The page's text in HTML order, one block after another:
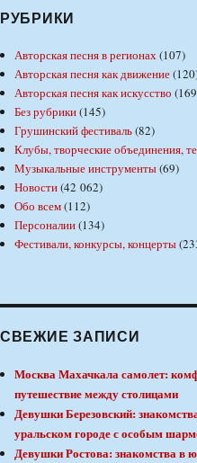
РУБРИКИ
Авторская песня в регионах(107)
Авторская песня как движение
Авторская песня как искусство
Без рубрики(145)
Грушинский фестиваль(82)
Клубы, творческие объединения,
Музыкальные инструменты(69)
Новости(42 062)
Обо всем(112)
Персоналии(134)
Фестивали, конкурсы, концерты
СВЕЖИЕ ЗАПИСИ
Москва Махачкала самолет:
путешествие между столицами
Девушки Березовский:
уральском городе с особым
Девушки Ростова: знакомства в